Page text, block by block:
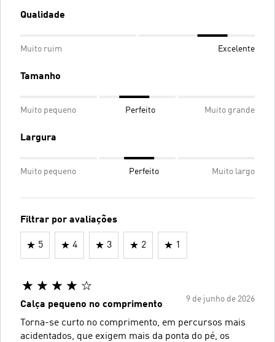
Qualidade
Muito ruim Excelente
Tamanho
Muito pequeno Perfeito Muito grande
Largura
Muito pequeno Perfeito Muito largo
Filtrar por avaliações
5 4 3 2 1
9 de junho de 2026
Calça pequeno no comprimento
Torna-se curto no comprimento, em percursos mais
acidentados, que exigem mais da ponta do pé, os